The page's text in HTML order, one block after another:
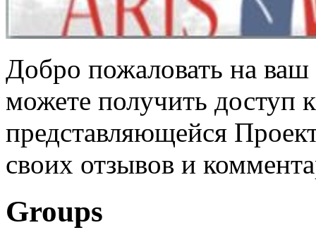
Добро пожаловать на
можете получить доступ
представляющейся
своих отзывов и
Groups